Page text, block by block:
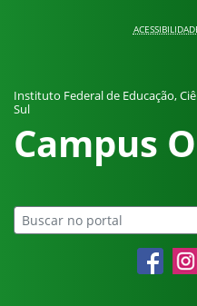
Instituto Federal de Educação,
Sul
Campus
Facebook